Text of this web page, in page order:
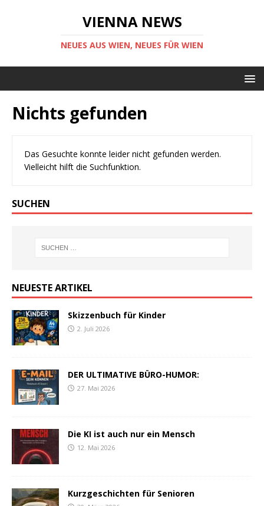
VIENNA NEWS
NEUES AUS WIEN, NEUES FÜR WIEN
Nichts gefunden
Das Gesuchte konnte leider nicht gefunden werden.
Vielleicht hilft die Suchfunktion.
SUCHEN
NEUESTE ARTIKEL
Skizzenbuch für Kinder
2. Juli 2026
DER ULTIMATIVE BÜRO-HUMOR:
27. Mai 2026
Die KI ist auch nur ein Mensch
12. Mai 2026
Kurzgeschichten für Senioren